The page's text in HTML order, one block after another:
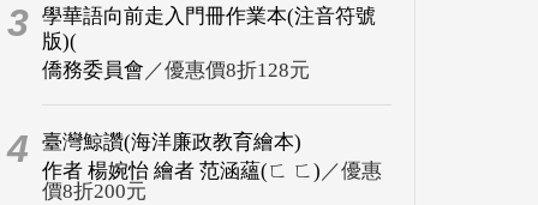
3 學華語向前走入門冊作業本(注音符號
版)(
僑務委員會 ／優惠價8折128元
4
臺灣鯨讚(海洋廉政教育繪本)
作者 楊婉怡 繪者 范涵蘊(ㄈ ㄈ) ／優惠
價8折200元